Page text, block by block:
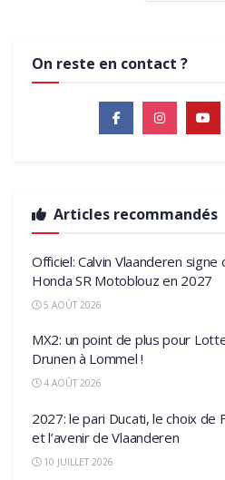
On reste en contact ?
Articles recommandés
Officiel: Calvin Vlaanderen signe
Honda SR Motoblouz en 2027
5 AOÛT 2026
MX2: un point de plus pour
Drunen à Lommel !
4 AOÛT 2026
2027: le pari Ducati, le choix de
et l’avenir de Vlaanderen
10 JUILLET 2026